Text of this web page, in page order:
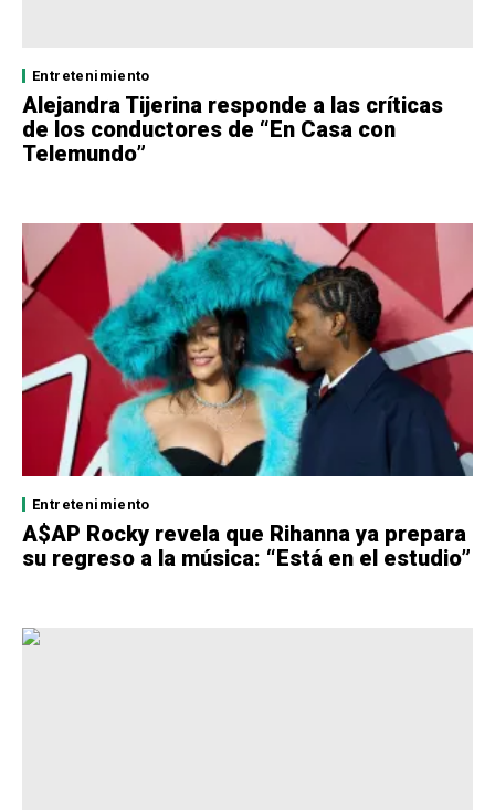
Entretenimiento
Alejandra Tijerina responde a las críticas
de los conductores de “En Casa con
Telemundo”
Entretenimiento
A$AP Rocky revela que Rihanna ya prepara
su regreso a la música: “Está en el estudio”